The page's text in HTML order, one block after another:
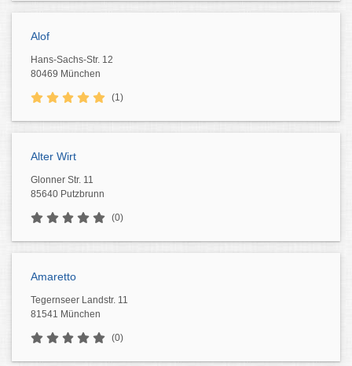
Alof
Hans-Sachs-Str. 12
80469 München
(1)
Alter Wirt
Glonner Str. 11
85640 Putzbrunn
(0)
Amaretto
Tegernseer Landstr. 11
81541 München
(0)